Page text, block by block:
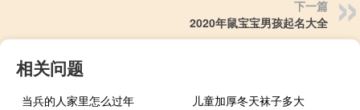
下一篇
2020年鼠宝宝男孩起名大全
相关问题
当兵的人家里怎么过年
儿童加厚冬天袜子多大